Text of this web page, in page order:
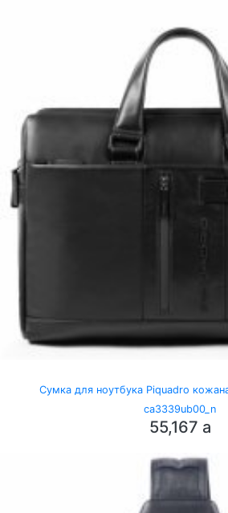
Сумка для ноутбука Piquadro
ca3339ub00_n
55,167 a